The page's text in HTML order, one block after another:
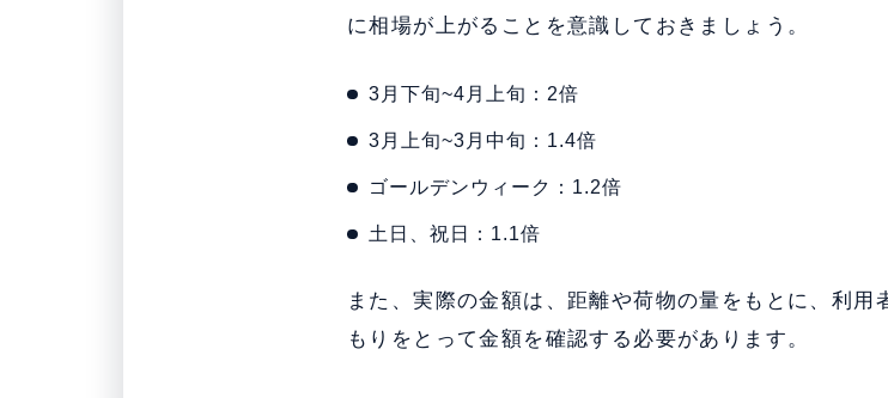
に相場が上がることを意識しておきましょう。
3月下旬~4月上旬：2倍
3月上旬~3月中旬：1.4倍
ゴールデンウィーク：1.2倍
土日、祝日：1.1倍
また、実際の金額は、距離や荷物の量をもとに、利
もりをとって金額を確認する必要があります。